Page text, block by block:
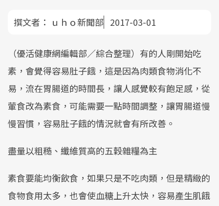
撰文者： ｕｈｏ新聞部 2017-03-01
（優活健康網編輯部／綜合整理）有的人剛開始吃
素，會覺得容易肚子餓，這是因為肉類食物消化不
易，流在胃腸道的時間長，讓人感覺較有飽足感，從
葷食改為素食，可能需要一點時間調整，讓胃腸道慢
慢習慣，容易肚子餓的情況就會有所改善。
盡量以粗糙、纖維質高的五穀雜糧為主
素食要能均衡飲食，如果只是不吃肉類，但是精緻的
食物食用太多，也會使血糖上升太快，容易產生肌餓